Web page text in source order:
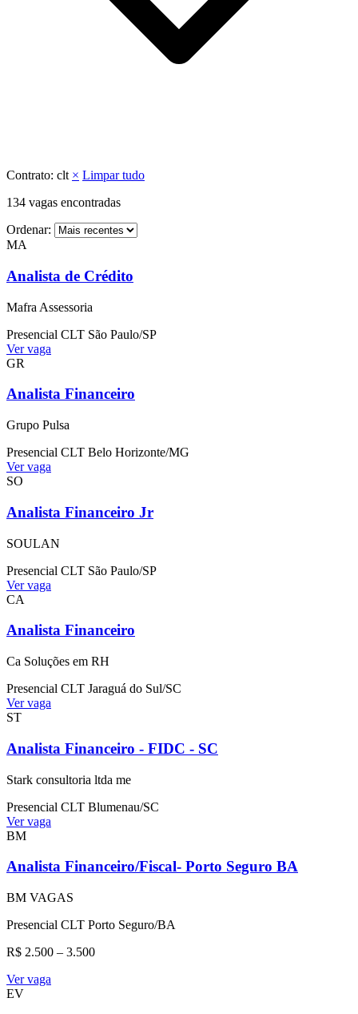
Contrato: clt × Limpar tudo
134 vagas encontradas
Ordenar:
MA
Analista de Crédito
Mafra Assessoria
Presencial CLT São Paulo/SP
Ver vaga
GR
Analista Financeiro
Grupo Pulsa
Presencial CLT Belo Horizonte/MG
Ver vaga
SO
Analista Financeiro Jr
SOULAN
Presencial CLT São Paulo/SP
Ver vaga
CA
Analista Financeiro
Ca Soluções em RH
Presencial CLT Jaraguá do Sul/SC
Ver vaga
ST
Analista Financeiro - FIDC - SC
Stark consultoria ltda me
Presencial CLT Blumenau/SC
Ver vaga
BM
Analista Financeiro/Fiscal- Porto Seguro BA
BM VAGAS
Presencial CLT Porto Seguro/BA
R$ 2.500 – 3.500
Ver vaga
EV